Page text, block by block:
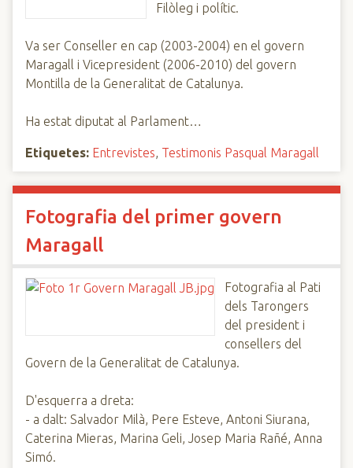
Filòleg i polític.
Va ser Conseller en cap (2003-2004) en el govern
Maragall i Vicepresident (2006-2010) del govern
Montilla de la Generalitat de Catalunya.
Ha estat diputat al Parlament…
Etiquetes: Entrevistes, Testimonis Pasqual Maragall
Fotografia del primer govern
Maragall
Fotografia al Pati
dels Tarongers
del president i
consellers del
Govern de la Generalitat de Catalunya.
D'esquerra a dreta:
- a dalt: Salvador Milà, Pere Esteve, Antoni Siurana,
Caterina Mieras, Marina Geli, Josep Maria Rañé, Anna
Simó.